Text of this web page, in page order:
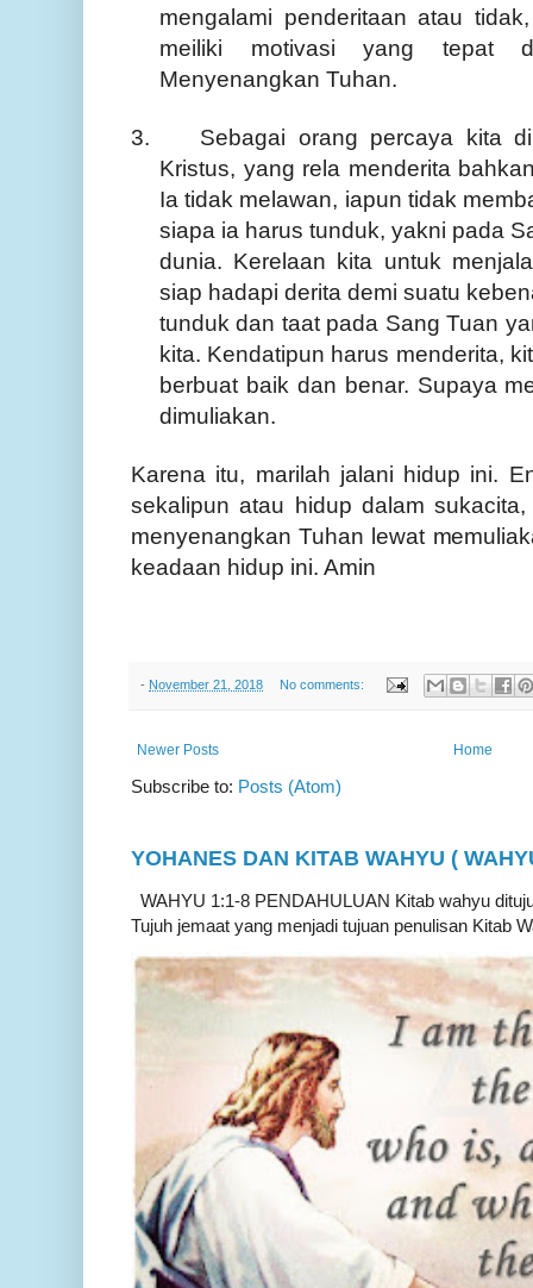
mengalami penderitaan atau
meiliki motivasi yang tepat
Menyenangkan Tuhan.
3.
Sebagai orang percaya kita
Kristus, yang rela menderita
Ia tidak melawan, iapun tidak
siapa ia harus tunduk, yakni pada
dunia. Kerelaan kita untuk
siap hadapi derita demi suatu
tunduk dan taat pada Sang Tuan
kita. Kendatipun harus menderita,
berbuat baik dan benar. Supaya
dimuliakan.
Karena itu, marilah jalani hidup ini.
sekalipun atau hidup dalam
menyenangkan Tuhan lewat
keadaan hidup ini. Amin
- November 21, 2018 No comments:
Newer Posts Home
Subscribe to: Posts (Atom)
YOHANES DAN KITAB WAHYU (
WAHYU 1:1-8 PENDAHULUAN Kitab wahyu
Tujuh jemaat yang menjadi tujuan penulisan Kitab